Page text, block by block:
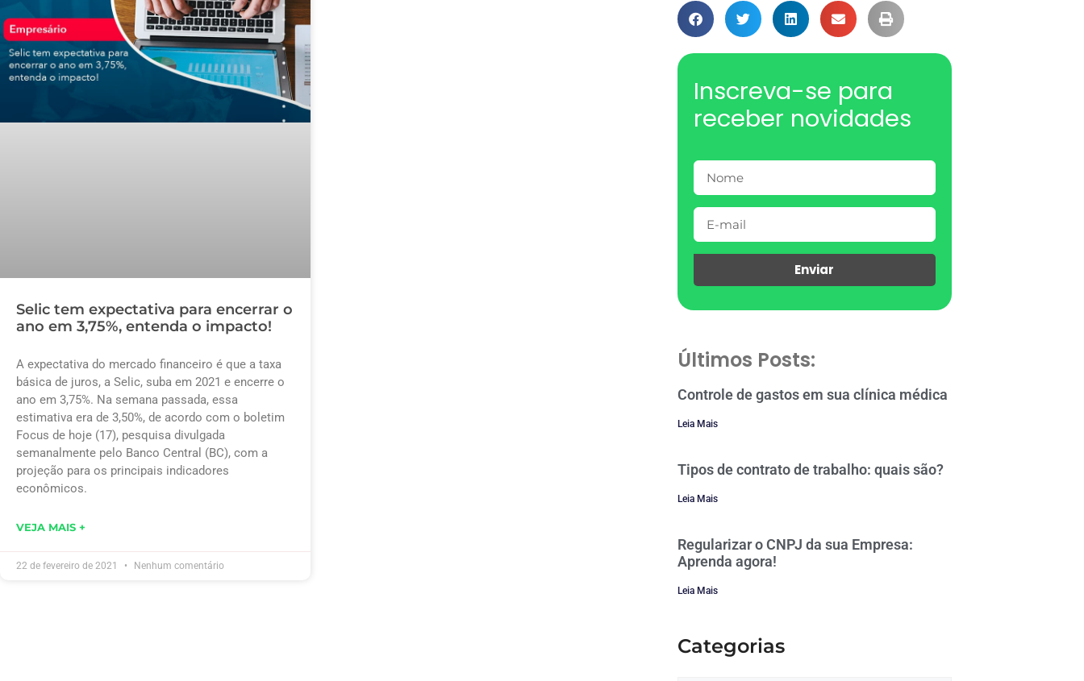
Selic tem expectativa para encerrar o
ano em 3,75%, entenda o impacto!
A expectativa do mercado financeiro é que a taxa
básica de juros, a Selic, suba em 2021 e encerre o
ano em 3,75%. Na semana passada, essa
estimativa era de 3,50%, de acordo com o boletim
Focus de hoje (17), pesquisa divulgada
semanalmente pelo Banco Central (BC), com a
projeção para os principais indicadores
econômicos.
VEJA MAIS +
22 de fevereiro de 2021 Nenhum comentário
Inscreva-se para
receber novidades
Enviar
Últimos Posts:
Controle de gastos em sua clínica médica
Leia Mais
Tipos de contrato de trabalho: quais são?
Leia Mais
Regularizar o CNPJ da sua Empresa:
Aprenda agora!
Leia Mais
Categorias